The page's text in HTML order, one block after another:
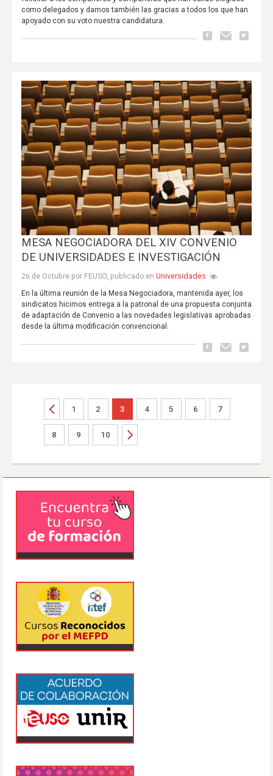
como delegados y damos también las gracias a todos los que han
apoyado con su voto nuestra candidatura.
MESA NEGOCIADORA DEL XIV CONVENIO
DE UNIVERSIDADES E INVESTIGACIÓN
26 de Octubre por FEUSO, publicado en Universidades
En la última reunión de la Mesa Negociadora, mantenida ayer, los
sindicatos hicimos entrega a la patronal de una propuesta conjunta
de adaptación de Convenio a las novedades legislativas aprobadas
desde la última modificación convencional.
1 2 3 4 5 6 7
8 9 10